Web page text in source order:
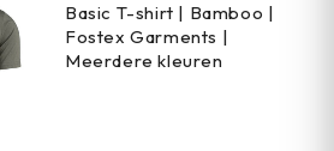
Basic T-shirt | Bamboo |
Fostex Garments |
Meerdere kleuren